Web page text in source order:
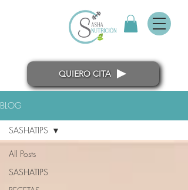
QUIERO CITA
BLOG
All Posts
SASHATIPS
SASHATIPS